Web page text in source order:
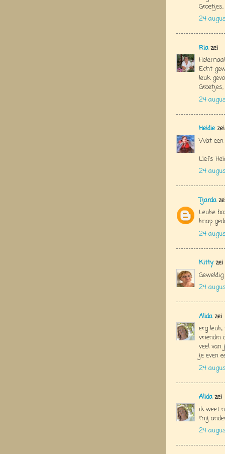
24
Ria zei
Echt
leuk
24
Heidiezei
Wat een
Liefs
24
Tjarda
Leuke
knap
24
Kittyzei
24
Alida zei
erg
vriendin
veel
je even
24
Alida zei
ik weet
mij
24